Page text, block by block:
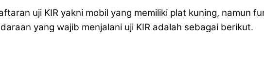
uji KIR yakni mobil yang memiliki plat kuning, namun
yang wajib menjalani uji KIR adalah sebagai berikut.